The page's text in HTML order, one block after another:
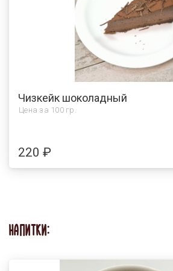
Чизкейк шоколадный
Цена за 100 гр.
220 ₽
НАПИТКИ: